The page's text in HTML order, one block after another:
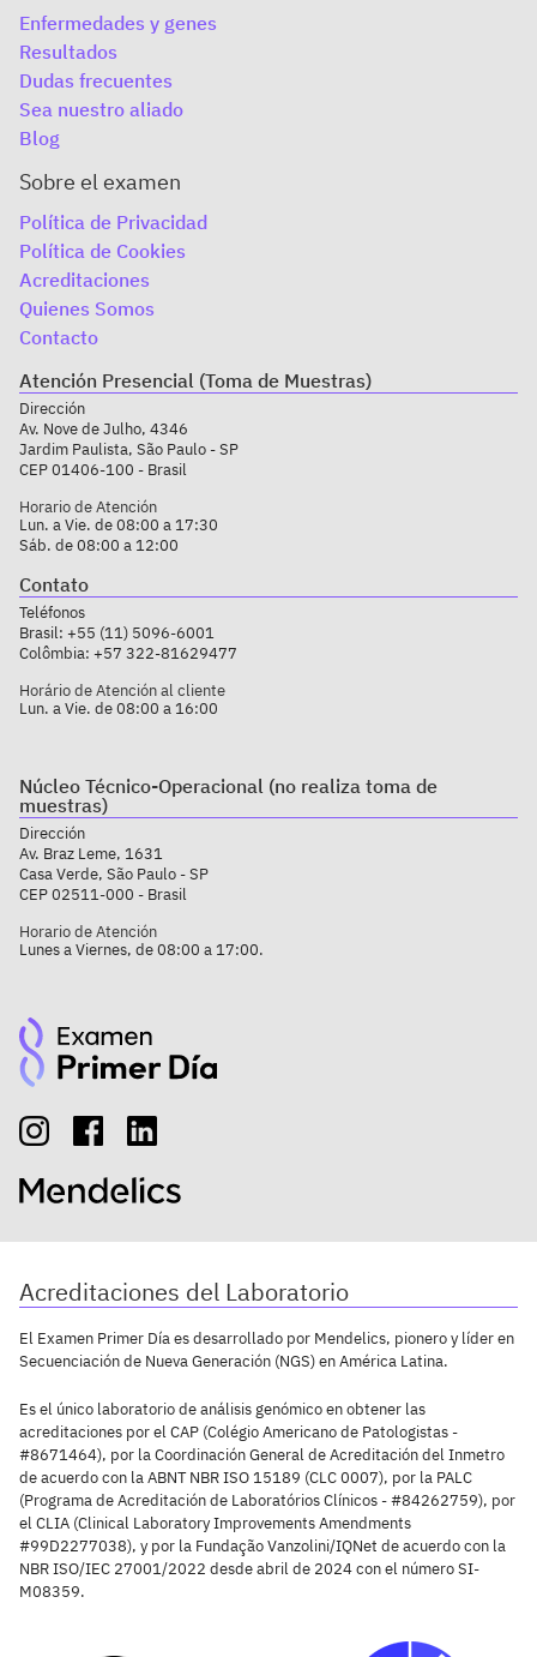
Enfermedades y genes
Resultados
Dudas frecuentes
Sea nuestro aliado
Blog
Sobre el examen
Política de Privacidad
Política de Cookies
Acreditaciones
Quienes Somos
Contacto
Atención Presencial (Toma de Muestras)
Dirección
Av. Nove de Julho, 4346
Jardim Paulista, São Paulo - SP
CEP 01406-100 - Brasil
Horario de Atención
Lun. a Vie. de 08:00 a 17:30
Sáb. de 08:00 a 12:00
Horário de Atención al cliente
Lun. a Vie. de 08:00 a 16:00
Contato
Teléfonos
Brasil: +55 (11) 5096-6001
Colômbia: +57 322-81629477
Núcleo Técnico-Operacional (no realiza toma de
muestras)
Dirección
Av. Braz Leme, 1631
Casa Verde, São Paulo - SP
CEP 02511-000 - Brasil
Horario de Atención
Lunes a Viernes, de 08:00 a 17:00.
Acreditaciones del Laboratorio
El Examen Primer Día es desarrollado por Mendelics, pionero y líder en
Secuenciación de Nueva Generación (NGS) en América Latina.
Es el único laboratorio de análisis genómico en obtener las
acreditaciones por el CAP (Colégio Americano de Patologistas -
#8671464), por la Coordinación General de Acreditación del Inmetro
de acuerdo con la ABNT NBR ISO 15189 (CLC 0007), por la PALC
(Programa de Acreditación de Laboratórios Clínicos - #84262759), por
el CLIA (Clinical Laboratory Improvements Amendments
#99D2277038), y por la Fundação Vanzolini/IQNet de acuerdo con la
NBR ISO/IEC 27001/2022 desde abril de 2024 con el número SI-
M08359.